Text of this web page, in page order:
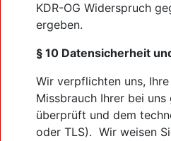
KDR-OG Widerspruch
ergeben.
§ 10 Datensicherheit
Wir verpflichten uns,
Missbrauch Ihrer bei
überprüft und dem
oder TLS). Wir weisen